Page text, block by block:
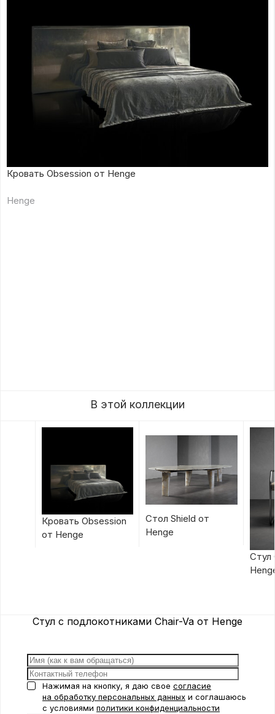
Кровать Obsession от Henge
Henge
В этой коллекции
Кровать Obsession
от Henge
Стол Shield от
Henge
Стул
Стул с подлокотниками Chair-Va от Henge
Нажимая на кнопку, я даю свое согласие
на обработку персональных данных и соглашаюсь
с условиями политики конфиденциальности